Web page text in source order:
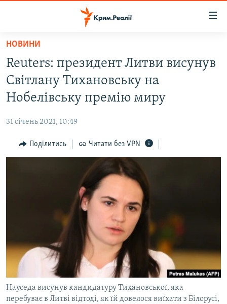
Перейти
основного
матеріалу
Перейти
до
основної
Перейти
до
ВІДЕО ТА ФОТО
БЛОГИ
ПОГЛЯД
СВІДЧЕННЯ ОКУПАЦІЇ
УКРАЇНСЬКА ПРОБЛЕМА КРИМУ
ІНФОГРАФІКА
ЯК ОБІЙТИ БЛОКУВАННЯ
Русский
Qırımtatar
ДОЛУЧАЙСЯ!
НОВИНИ
Reuters: президент Литви висунув
Світлану Тихановську на
Нобелівську премію миру
31 січень 2021, 10:49
Поділитись Читати без VPN
Науседа висунув кандидатуру Тихановської, яка
перебуває в Литві відтоді, як їй довелося виїхати з Білорусі,